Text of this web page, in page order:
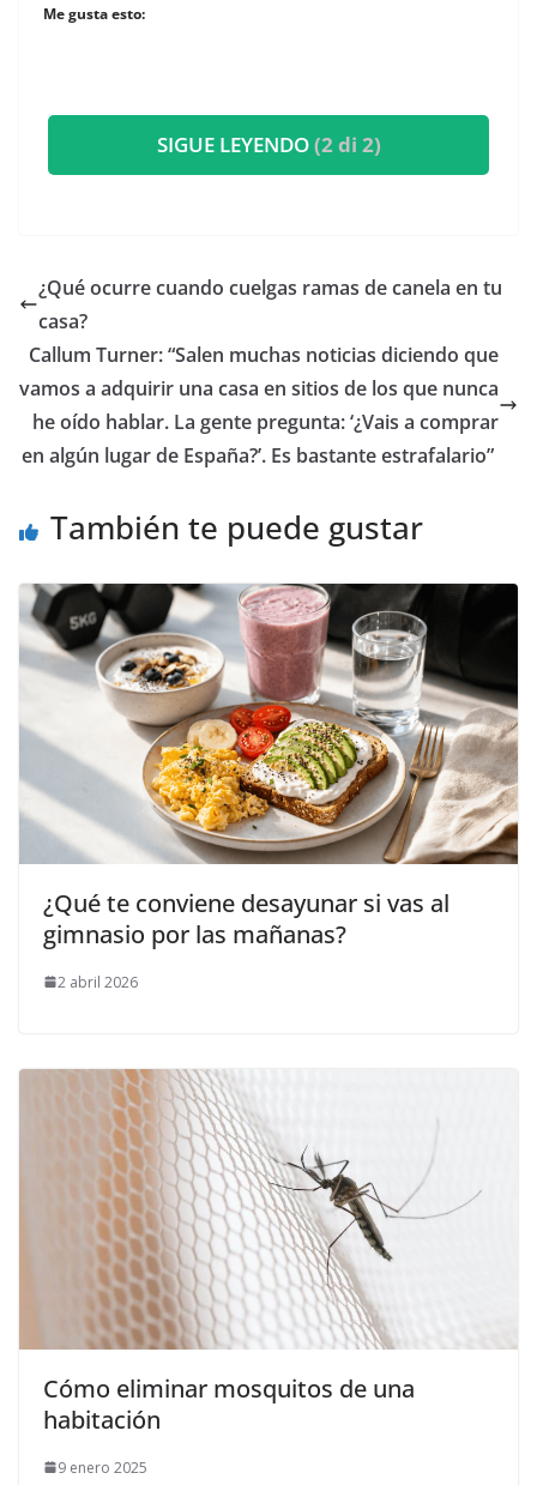
Me gusta esto:
SIGUE LEYENDO(2 di 2)
¿Qué ocurre cuando cuelgas ramas de canela en tu
casa?
​Callum Turner: “Salen muchas noticias diciendo que
vamos a adquirir una casa en sitios de los que nunca
he oído hablar. La gente pregunta: ‘¿Vais a comprar
en algún lugar de España?’. Es bastante estrafalario”
También te puede gustar
¿Qué te conviene desayunar si vas al
gimnasio por las mañanas?
2 abril 2026
Cómo eliminar mosquitos de una
habitación
9 enero 2025